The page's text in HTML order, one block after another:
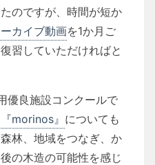
のですが、時間が短か
カイブ動画を1か月ご
習していただければと
優良施設コンクールで
『morinos』 についても
林、地域をつなぎ、か
の木造の可能性を感じ